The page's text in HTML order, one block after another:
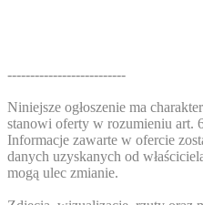
--------------------------
Niniejsze ogłoszenie ma
stanowi oferty w rozumieniu art.
Informacje zawarte w ofercie
danych uzyskanych od
mogą ulec zmianie.